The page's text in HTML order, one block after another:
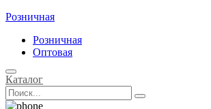
Розничная
Розничная
Оптовая
Каталог